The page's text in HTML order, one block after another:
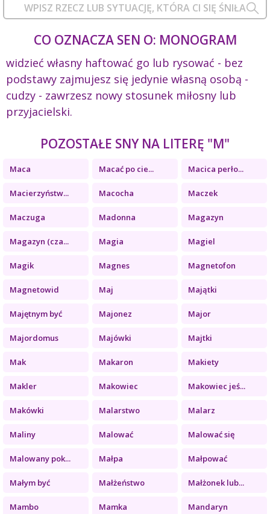
CO OZNACZA SEN O: MONOGRAM
widzieć własny haftować go lub rysować - bez
podstawy zajmujesz się jedynie własną osobą -
cudzy - zawrzesz nowy stosunek miłosny lub
przyjacielski.
POZOSTAŁE SNY NA LITERĘ "M"
Maca Macać po cie... Macica perło...
Macierzyństw... Macocha Maczek
Maczuga Madonna Magazyn
Magazyn (cza... Magia Magiel
Magik Magnes Magnetofon
Magnetowid Maj Majątki
Majętnym być Majonez Major
Majordomus Majówki Majtki
Mak Makaron Makiety
Makler Makowiec Makowiec jeś...
Makówki Malarstwo Malarz
Maliny Malować Malować się
Malowany pok... Małpa Małpować
Małym być Małżeństwo Małżonek lub...
Mambo Mamka Mandaryn